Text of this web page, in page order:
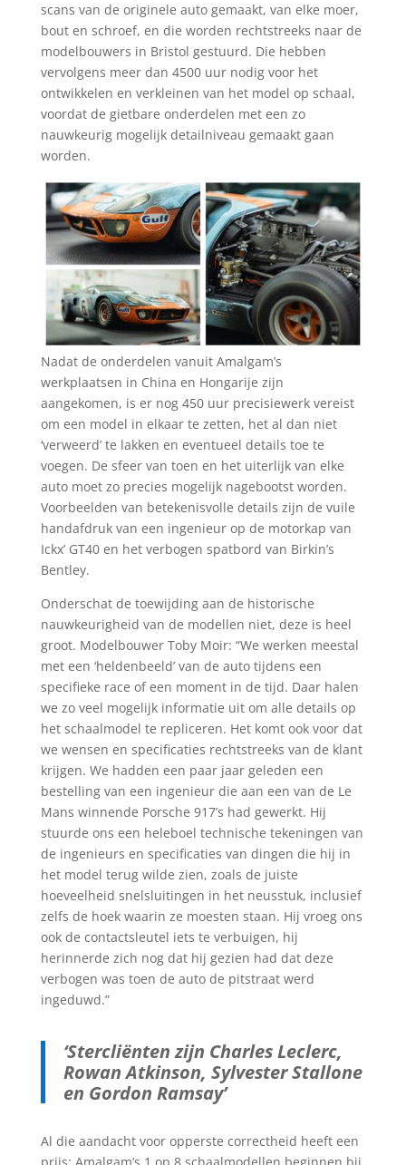
scans van de originele auto gemaakt, van elke moer,
bout en schroef, en die worden rechtstreeks naar de
modelbouwers in Bristol gestuurd. Die hebben
vervolgens meer dan 4500 uur nodig voor het
ontwikkelen en verkleinen van het model op schaal,
voordat de gietbare onderdelen met een zo
nauwkeurig mogelijk detailniveau gemaakt gaan
worden.
Nadat de onderdelen vanuit Amalgam’s
werkplaatsen in China en Hongarije zijn
aangekomen, is er nog 450 uur precisiewerk vereist
om een model in elkaar te zetten, het al dan niet
‘verweerd’ te lakken en eventueel details toe te
voegen. De sfeer van toen en het uiterlijk van elke
auto moet zo precies mogelijk nagebootst worden.
Voorbeelden van betekenisvolle details zijn de vuile
handafdruk van een ingenieur op de motorkap van
Ickx’ GT40 en het verbogen spatbord van Birkin’s
Bentley.
Onderschat de toewijding aan de historische
nauwkeurigheid van de modellen niet, deze is heel
groot. Modelbouwer Toby Moir: “We werken meestal
met een ‘heldenbeeld’ van de auto tijdens een
specifieke race of een moment in de tijd. Daar halen
we zo veel mogelijk informatie uit om alle details op
het schaalmodel te repliceren. Het komt ook voor dat
we wensen en specificaties rechtstreeks van de klant
krijgen. We hadden een paar jaar geleden een
bestelling van een ingenieur die aan een van de Le
Mans winnende Porsche 917’s had gewerkt. Hij
stuurde ons een heleboel technische tekeningen van
de ingenieurs en specificaties van dingen die hij in
het model terug wilde zien, zoals de juiste
hoeveelheid snelsluitingen in het neusstuk, inclusief
zelfs de hoek waarin ze moesten staan. Hij vroeg ons
ook de contactsleutel iets te verbuigen, hij
herinnerde zich nog dat hij gezien had dat deze
verbogen was toen de auto de pitstraat werd
ingeduwd.”
‘Stercliënten zijn Charles Leclerc,
Rowan Atkinson, Sylvester Stallone
en Gordon Ramsay’
Al die aandacht voor opperste correctheid heeft een